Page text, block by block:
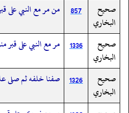
صحيح
البخاري
857 من مر مع النبي على
صحيح
البخاري
1336 مر مع النبي على قبر
صحيح
البخاري
1326 صفنا خلفه ثم صلى